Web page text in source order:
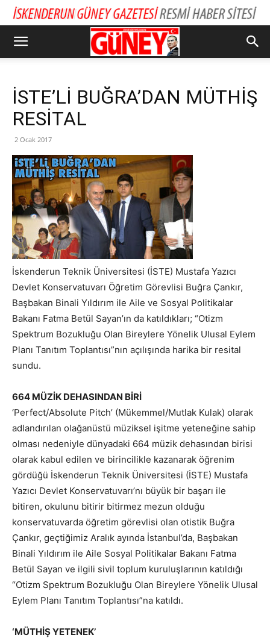
İSTE’Lİ BUĞRA’DAN MÜTHİŞ
RESİTAL
2 Ocak 2017
İskenderun Teknik Üniversitesi (İSTE) Mustafa Yazıcı
Devlet Konservatuvarı Öğretim Görevlisi Buğra Çankır,
Başbakan Binali Yıldırım ile Aile ve Sosyal Politikalar
Bakanı Fatma Betül Sayan’ın da katıldıkları; “Otizm
Spektrum Bozukluğu Olan Bireylere Yönelik Ulusal Eylem
Planı Tanıtım Toplantısı”nın açılışında harika bir resital
sundu.
664 MÜZİK DEHASINDAN BİRİ
‘Perfect/Absolute Pitch’ (Mükemmel/Mutlak Kulak) olarak
adlandırılan olağanüstü müziksel işitme yeteneğine sahip
olması nedeniyle dünyadaki 664 müzik dehasından birisi
olarak kabul edilen ve birincilikle kazanarak öğrenim
gördüğü İskenderun Teknik Üniversitesi (İSTE) Mustafa
Yazıcı Devlet Konservatuvarı’nı büyük bir başarı ile
bitiren, okulunu bitirir bitirmez mezun olduğu
konservatuvarda öğretim görevlisi olan otistik Buğra
Çankır, geçtiğimiz Aralık ayında İstanbul’da, Başbakan
Binali Yıldırım ile Aile Sosyal Politikalar Bakanı Fatma
Betül Sayan ve ilgili sivil toplum kuruluşlarının katıldığı
“Otizm Spektrum Bozukluğu Olan Bireylere Yönelik Ulusal
Eylem Planı Tanıtım Toplantısı”na katıldı.
‘MÜTHİŞ YETENEK’